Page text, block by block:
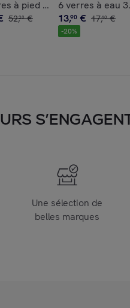
- Chef&Sommelier
à pied 47 cl Galea -
52,20 €
6 verres à eau
13,90 € 17,40 €
-20%
Une sélection de
belles marques